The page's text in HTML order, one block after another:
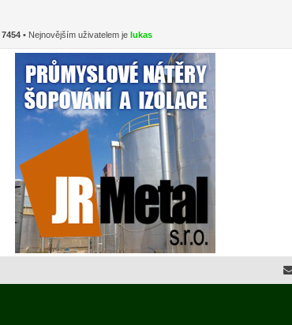
7454 • Nejnovějším uživatelem je lukas